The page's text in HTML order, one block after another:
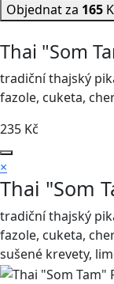
Objednat za 165
Thai "Som
tradiční thajský
fazole, cuketa,
235 Kč
×
Thai "Som
tradiční thajský
fazole, cuketa,
sušené krevety,